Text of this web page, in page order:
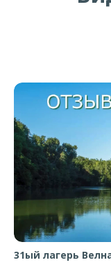
31ый лагерь